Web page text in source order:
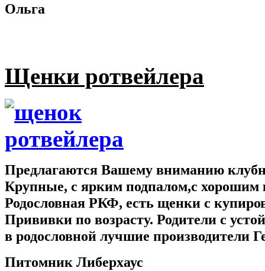
Ольга
Щенки ротвейлера
Предлагаются Вашему вниманию
Крупные, с ярким подпалом,с хорошим
Родословная РКФ, есть щенки с
Прививки по возрасту. Родители с
в родословной лучшие производители
Питомник Либерхаус